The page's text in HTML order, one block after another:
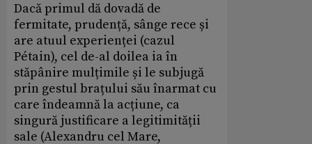
Dacă primul dă dovadă de
fermitate, prudență, sânge rece și
are atuul experienței (cazul
Pétain), cel de-al doilea ia în
stăpânire mulțimile și le subjugă
prin gestul brațului său înarmat cu
care îndeamnă la acțiune, ca
singură justificare a legitimității
sale (Alexandru cel Mare,